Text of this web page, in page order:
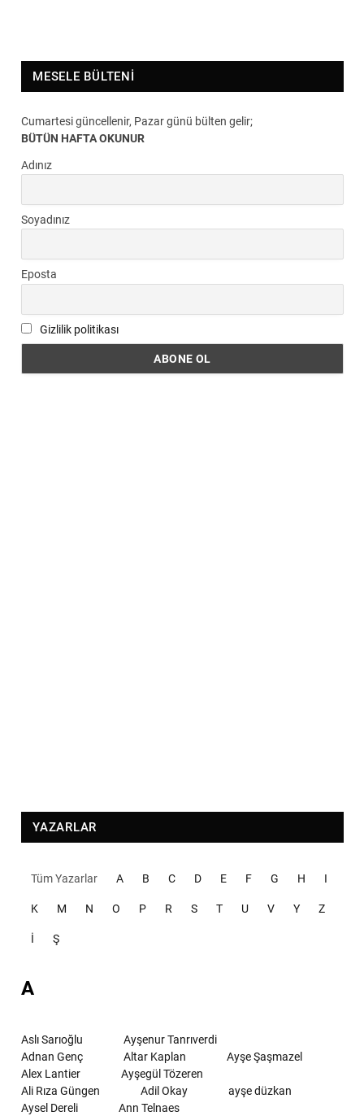
MESELE BÜLTENI
Cumartesi güncellenir, Pazar günü bülten gelir;
BÜTÜN HAFTA OKUNUR
Adınız
Soyadınız
Eposta
Gizlilik politikası
YAZARLAR
Tüm Yazarlar A B C D E F G H I
K M N O P R S T U V Y Z
İ Ş
A
Aslı Sarıoğlu
Ayşenur Tanrıverdi
Adnan Genç
Altar Kaplan
Ayşe Şaşmazel
Alex Lantier
Ayşegül Tözeren
Ali Rıza Güngen
Adil Okay
ayşe düzkan
Aysel Dereli
Ann Telnaes